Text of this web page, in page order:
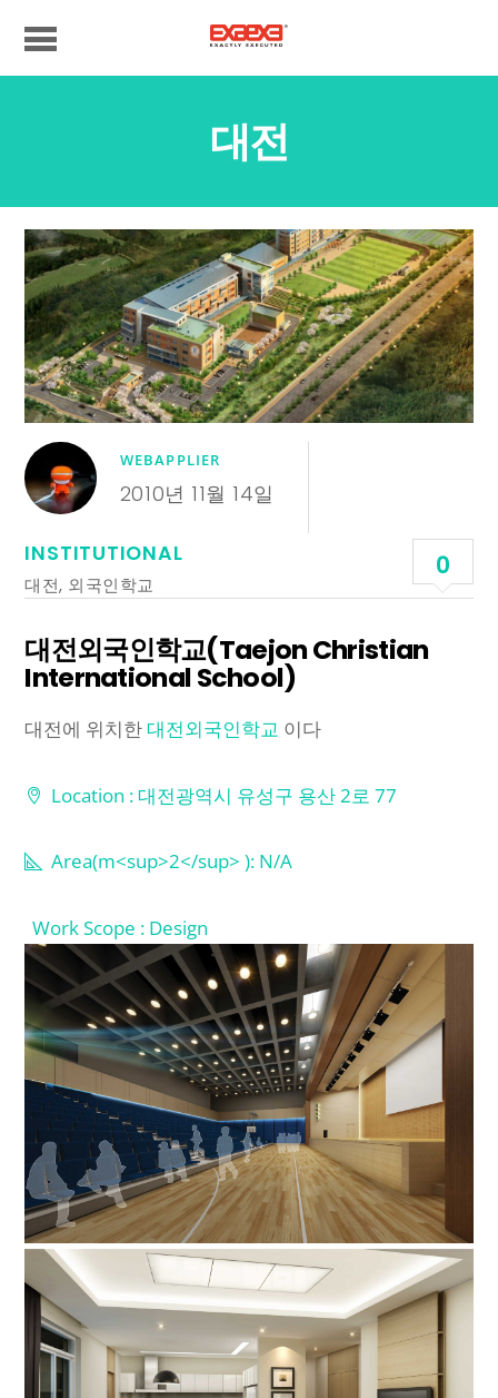
대전
WEBAPPLIER
2010년 11월 14일
INSTITUTIONAL
대전, 외국인학교
0
대전외국인학교(Taejon Christian
International School)
대전에 위치한대전외국인학교 이다
Location : 대전광역시 유성구 용산 2로 77
Area(m<sup>2</sup> ): N/A
Work Scope : Design